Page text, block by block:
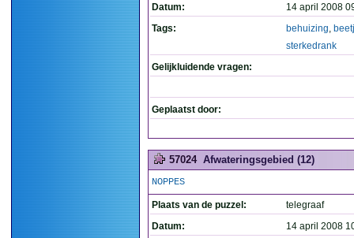
Datum:
14 april 2008
Tags:
behuizing,
sterkedrank
Gelijkluidende vragen:
Geplaatst door:
57024 Afwateringsgebied (12)
NOPPES
Plaats van de puzzel:
telegraaf
Datum:
14 april 2008